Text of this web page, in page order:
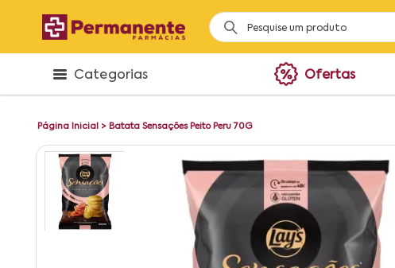
Categorias Ofertas
Página Inicial > Batata Sensações Peito Peru 70G